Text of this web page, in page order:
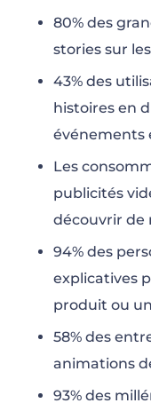
80% des
stories sur
43% des
histoires en
événements
Les
publicités
découvrir de
94% des
explicatives
produit ou
58% des
animations
93% des